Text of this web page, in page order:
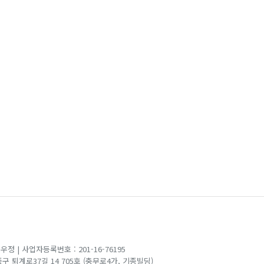
정 | 사업자등록번호 : 201-16-76195
퇴계로37길 14 705호 (충무로4가, 기종빌딩)